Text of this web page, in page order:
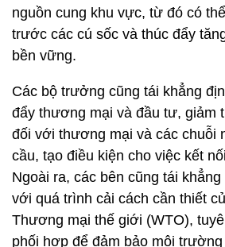
nguồn cung khu vực, từ đó có
trước các cú sốc và thúc đẩy
bền vững.
Các bộ trưởng cũng tái khẳng
đẩy thương mại và đầu tư, giảm
đối với thương mại và các chuỗi
cầu, tạo điều kiện cho việc kết
Ngoài ra, các bên cũng tái
với quá trình cải cách cần thiết
Thương mại thế giới (WTO),
phối hợp để đảm bảo môi